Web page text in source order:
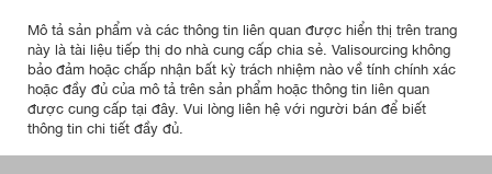
Mô tả sản phẩm và các thông tin liên quan được hiển thị trên trang
này là tài liệu tiếp thị do nhà cung cấp chia sẻ. Valisourcing không
bảo đảm hoặc chấp nhận bất kỳ trách nhiệm nào về tính chính xác
hoặc đầy đủ của mô tả trên sản phẩm hoặc thông tin liên quan
được cung cấp tại đây. Vui lòng liên hệ với người bán để biết
thông tin chi tiết đầy đủ.